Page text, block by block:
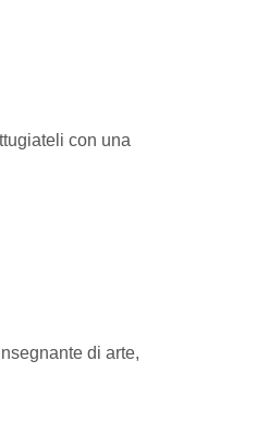
con una
di arte,